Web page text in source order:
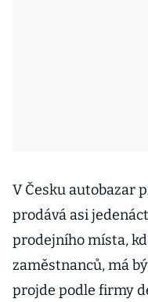
V Česku autobazar
prodává asi
prodejního místa,
zaměstnanců, má
projde podle firmy